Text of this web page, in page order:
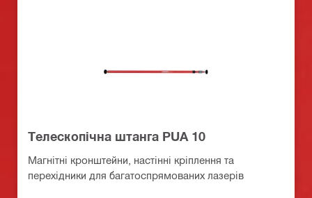
Телескопiчна штанга PUA 10
Магнітні кронштейни, настінні кріплення та
перехідники для багатоспрямованих лазерів